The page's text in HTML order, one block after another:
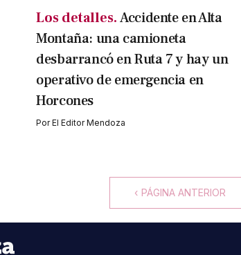
Los detalles.Accidente en Alta
Montaña: una camioneta
desbarrancó en Ruta 7 y hay un
operativo de emergencia en
Horcones
PorEl Editor Mendoza
‹ PÁGINA ANTERIOR